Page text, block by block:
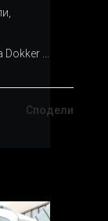
...
Сподели